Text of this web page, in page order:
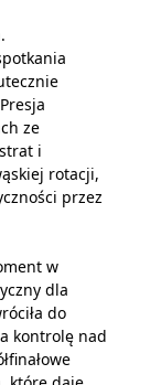
ze
i
rotacji,
przez
w
dla
do
kontrolę nad